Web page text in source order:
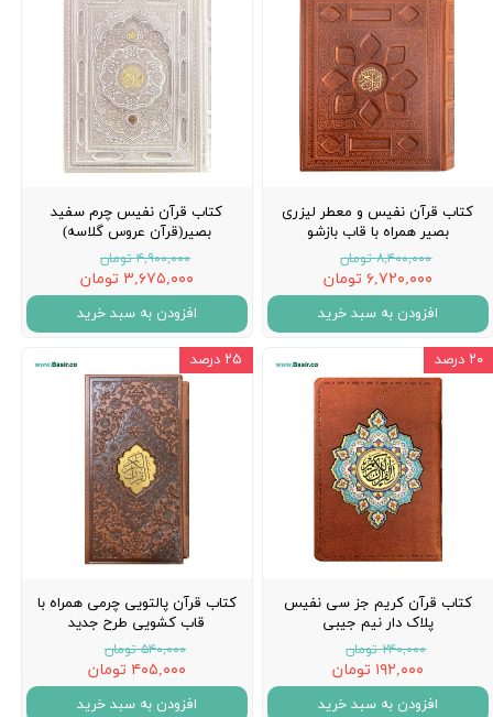
کتاب قرآن نفیس و معطر لیزری
بصیر همراه با قاب بازشو
۸,۴۰۰,۰۰۰ تومان
۶,۷۲۰,۰۰۰ تومان
افزودن به سبد خرید
كتاب قرآن نفيس چرم سفيد
بصير(قرآن عروس گلاسه)
۴,۹۰۰,۰۰۰ تومان
۳,۶۷۵,۰۰۰ تومان
افزودن به سبد خرید
کتاب قرآن کریم جز سی نفیس
پلاک دار نیم جیبی
۲۴۰,۰۰۰ تومان
۱۹۲,۰۰۰ تومان
افزودن به سبد خرید
۲۰ درصد
کتاب قرآن پالتویی چرمی همراه با
قاب کشویی طرح جدید
۵۴۰,۰۰۰ تومان
۴۰۵,۰۰۰ تومان
افزودن به سبد خرید
۲۵ درصد